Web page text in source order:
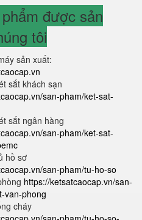
được sản
tôi
sản xuất:
sắt khách sạn
san-pham/ket-sat-
sắt ngân hàng
san-pham/ket-sat-
hồ sơ
san-pham/tu-ho-so
https://ketsatcaocap.vn/san-
van-phong
cháy